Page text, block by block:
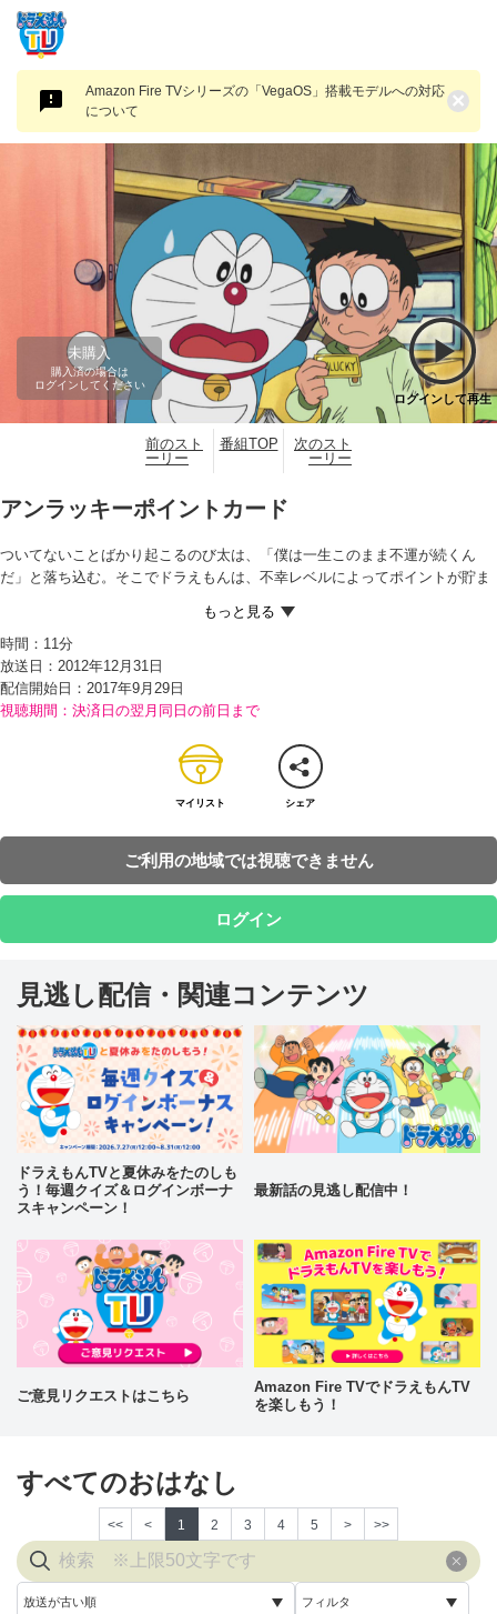
Amazon Fire TVシリーズの「VegaOS」搭載モデルへの対応
について
×
未購入
購入済の場合は
ログインしてください
ログインして再生
前のスト
ーリー
番組TOP
次のスト
ーリー
アンラッキーポイントカード
ついてないことばかり起こるのび太は、「僕は一生このまま不運が続くん
だ」と落ち込む。そこでドラえもんは、不幸レベルによってポイントが貯ま
イントカードを手にしたのび太は、いちご大福にいちごとあんこが入ってい
なかったり、道で転んだり…と次々とアクシデントに出くわし、あっという
間にポイントが貯まっていく。そこで、貯まったポイントを幸せと交換する
と答えたところ、スネ夫からおもちゃやマンガをもらうことができて…！？
時間： 11分
放送日：2012年12月31日
配信開始日： 2017年9月29日
視聴期間：決済日の翌月同日の前日まで
マイリスト シェア
ご利用の地域では視聴できません
ログイン
見逃し配信・関連コンテンツ
ドラえもんTVと夏休みをたのしも
う！毎週クイズ＆ログインボーナ
スキャンペーン！
最新話の見逃し配信中！
ご意見リクエストはこちら
Amazon Fire TVでドラえもんTV
を楽しもう！
すべてのおはなし
<< < 1 2 3 4 5 > >>
放送が古い順 フィルタ